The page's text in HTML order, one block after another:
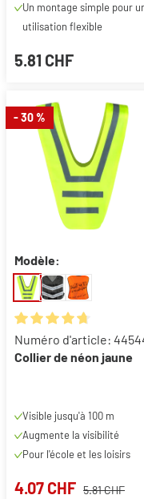
Un montage simple pour
utilisation flexible
5.81 CHF
- 30 %
Modèle:
Note moyenne de 4.8
Numéro d'article:
Collier de néon jaune
Visible jusqu'à 100 m
Augmente la visibilité
Pour l'école et les loisirs
4.07 CHF 5.81 CHF